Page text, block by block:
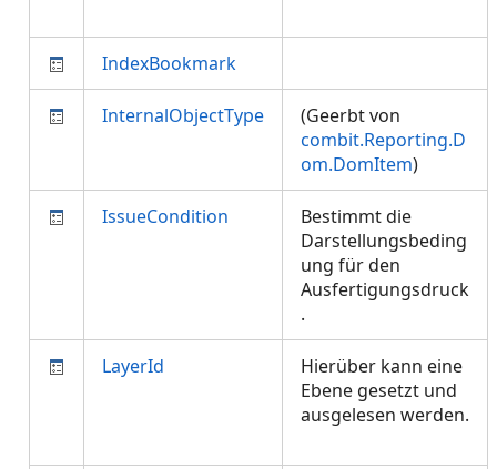
IndexBookmark
InternalObjectType
(Geerbt von
combit.Reporting.D
om.DomItem)
IssueCondition
Bestimmt die
Darstellungsbeding
ung für den
Ausfertigungsdruck
.
LayerId
Hierüber kann eine
Ebene gesetzt und
ausgelesen werden.